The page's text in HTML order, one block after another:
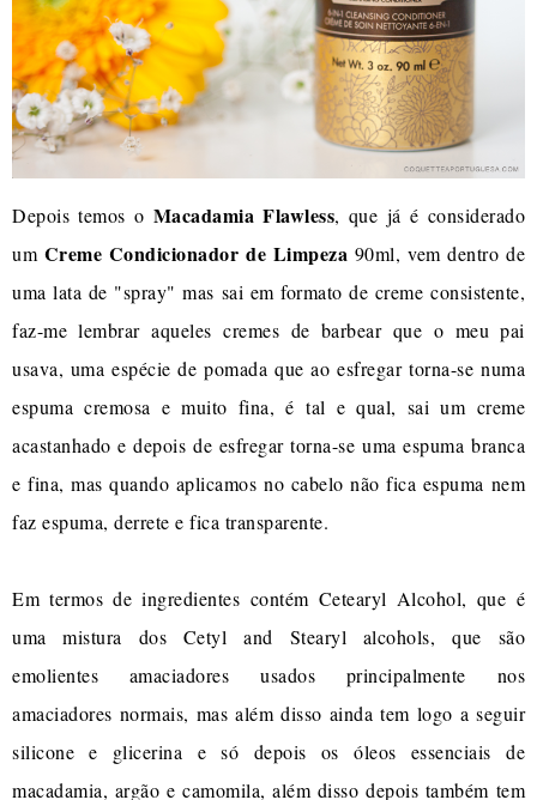
Depois temos o Macadamia Flawless, que já é considerado
um Creme Condicionador de Limpeza 90ml, vem dentro de
uma lata de "spray" mas sai em formato de creme consistente,
faz-me lembrar aqueles cremes de barbear que o meu pai
usava, uma espécie de pomada que ao esfregar torna-se numa
espuma cremosa e muito fina, é tal e qual, sai um creme
acastanhado e depois de esfregar torna-se uma espuma branca
e fina, mas quando aplicamos no cabelo não fica espuma nem
faz espuma, derrete e fica transparente.
Em termos de ingredientes contém Cetearyl Alcohol, que é
uma mistura dos Cetyl and Stearyl alcohols, que são
emolientes amaciadores usados principalmente nos
amaciadores normais, mas além disso ainda tem logo a seguir
silicone e glicerina e só depois os óleos essenciais de
macadamia, argão e camomila, além disso depois também tem